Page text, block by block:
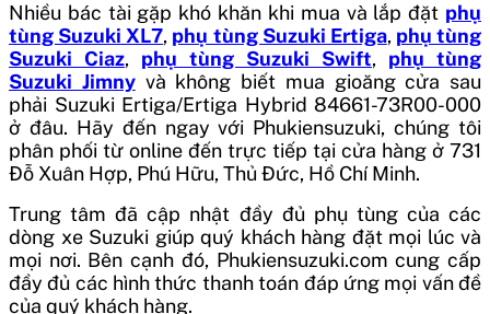
Nhiều bác tài gặp khó khăn khi mua và lắp đặt phụ
tùng Suzuki XL7, phụ tùng Suzuki Ertiga, phụ tùng
Suzuki Ciaz, phụ tùng Suzuki Swift, phụ tùng
Suzuki Jimnyvà không biết mua gioăng cửa sau
phải Suzuki Ertiga/Ertiga Hybrid 84661-73R00-000
ở đâu. Hãy đến ngay với Phukiensuzuki, chúng tôi
phân phối từ online đến trực tiếp tại cửa hàng ở 731
Đỗ Xuân Hợp, Phú Hữu, Thủ Đức, Hồ Chí Minh.
Trung tâm đã cập nhật đầy đủ phụ tùng của các
dòng xe Suzuki giúp quý khách hàng đặt mọi lúc và
mọi nơi. Bên cạnh đó, Phukiensuzuki.com cung cấp
đầy đủ các hình thức thanh toán đáp ứng mọi vấn đề
của quý khách hàng.